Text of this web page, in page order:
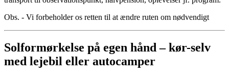
Obs. - Vi forbeholder os retten til at ændre ruten om nødvendigt
Solformørkelse på egen hånd – kør-selv
med lejebil eller autocamper